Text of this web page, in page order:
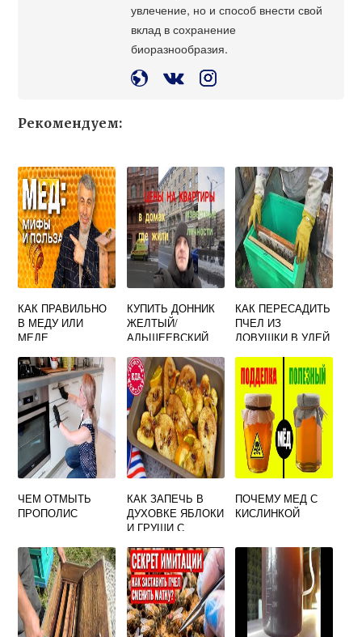
увлечение, но и способ внести свой
вклад в сохранение
биоразнообразия.
Рекомендуем:
КАК ПРАВИЛЬНО
В МЕДУ ИЛИ
МЕДЕ
КУПИТЬ ДОННИК
ЖЕЛТЫЙ/
АЛЬШЕЕВСКИЙ
КАК ПЕРЕСАДИТЬ
ПЧЕЛ ИЗ
ЛОВУШКИ В УЛЕЙ
ЧЕМ ОТМЫТЬ
ПРОПОЛИС
КАК ЗАПЕЧЬ В
ДУХОВКЕ ЯБЛОКИ
И ГРУШИ С
ПОЧЕМУ МЕД С
КИСЛИНКОЙ